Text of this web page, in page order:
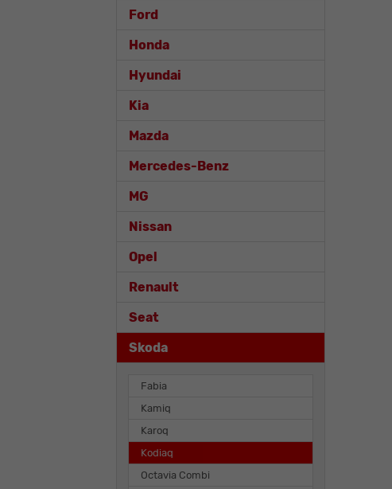
Ford
Honda
Hyundai
Kia
Mazda
Mercedes-Benz
MG
Nissan
Opel
Renault
Seat
Skoda
Fabia
Kamiq
Karoq
Kodiaq
Octavia Combi